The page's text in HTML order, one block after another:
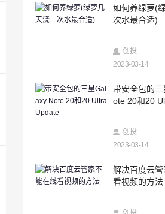
安卓系统怎么查已删除的微信
（咋查微信删除的聊天记录）
带安全包的三星Galaxy Note 20
科技快讯：小米发布九号卡丁
尼汽车定制版售价9999元
RUZero游戏包和陀螺仪玩家欢喜
抖音里面查微信聊天记录的方法
如何养绿萝(
次水最合适)
创投
2023-03-14
带安全包的
ote 20和20
创投
2023-03-14
解决百度云
看视频的方法